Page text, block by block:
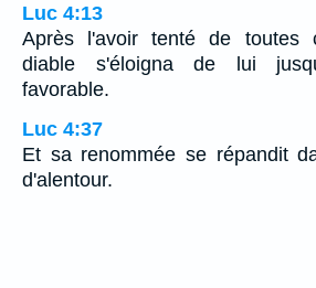
Luc 4:13
Après l'avoir tenté de toutes
diable s'éloigna de lui
favorable.
Luc 4:37
Et sa renommée se répandit
d'alentour.